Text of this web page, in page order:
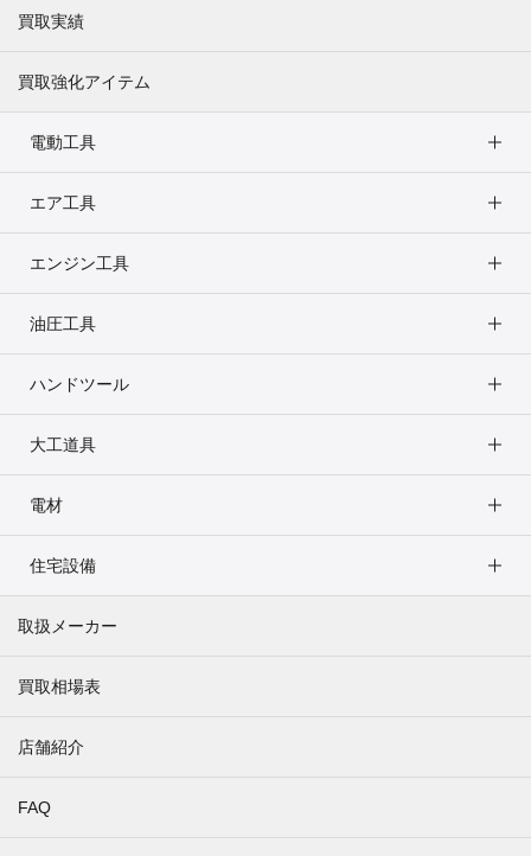
買取実績
買取強化アイテム
電動工具
エア工具
エンジン工具
油圧工具
ハンドツール
大工道具
電材
住宅設備
取扱メーカー
買取相場表
店舗紹介
FAQ